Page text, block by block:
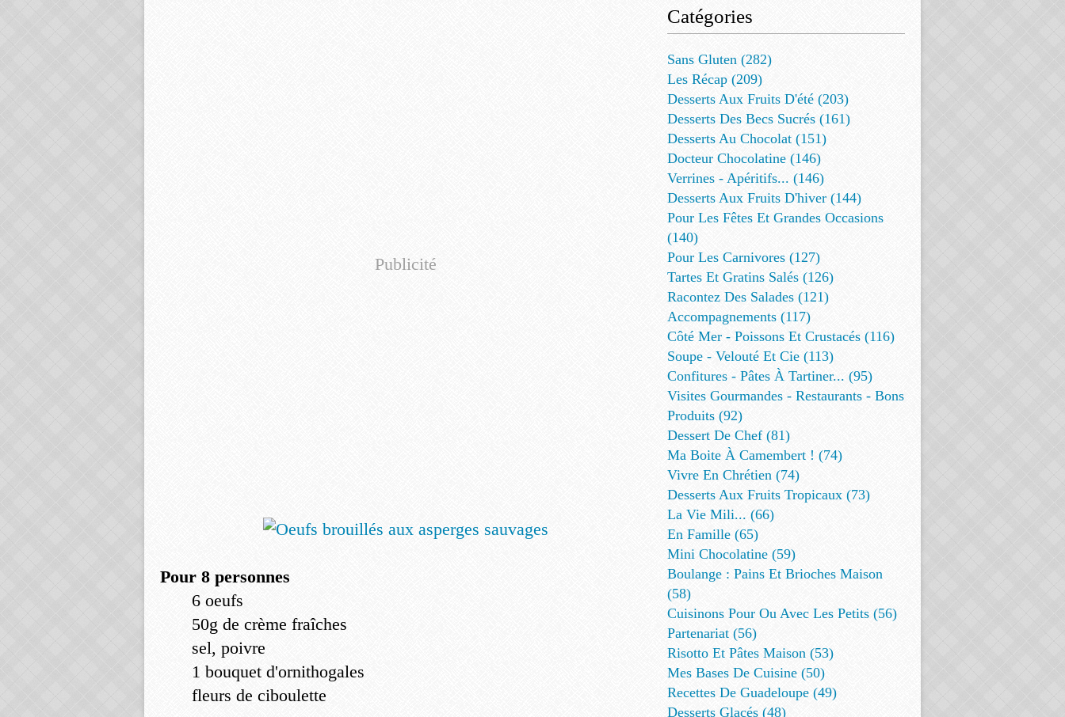
Publicité
Pour 8 personnes
6 oeufs
50g de crème fraîches
sel, poivre
1 bouquet d'ornithogales
fleurs de ciboulette
Catégories
Sans Gluten (282)
Les Récap (209)
Desserts Aux Fruits D'été (203)
Desserts Des Becs Sucrés (161)
Desserts Au Chocolat (151)
Docteur Chocolatine (146)
Verrines - Apéritifs... (146)
Desserts Aux Fruits D'hiver (144)
Pour Les Fêtes Et Grandes Occasions
(140)
Pour Les Carnivores (127)
Tartes Et Gratins Salés (126)
Racontez Des Salades (121)
Accompagnements (117)
Côté Mer - Poissons Et Crustacés (116)
Soupe - Velouté Et Cie (113)
Confitures - Pâtes À Tartiner... (95)
Visites Gourmandes - Restaurants - Bons
Produits (92)
Dessert De Chef (81)
Ma Boite À Camembert ! (74)
Vivre En Chrétien (74)
Desserts Aux Fruits Tropicaux (73)
La Vie Mili... (66)
En Famille (65)
Mini Chocolatine (59)
Boulange : Pains Et Brioches Maison
(58)
Cuisinons Pour Ou Avec Les Petits (56)
Partenariat (56)
Risotto Et Pâtes Maison (53)
Mes Bases De Cuisine (50)
Recettes De Guadeloupe (49)
Desserts Glacés (48)